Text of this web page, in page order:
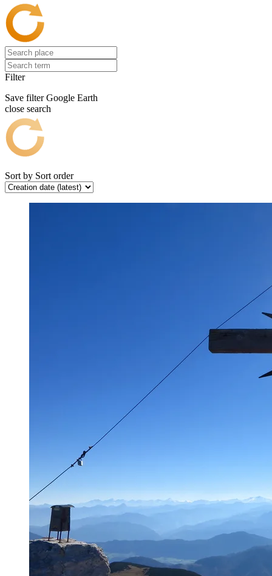
Filter
Save filter Google Earth
close search
Sort by Sort order